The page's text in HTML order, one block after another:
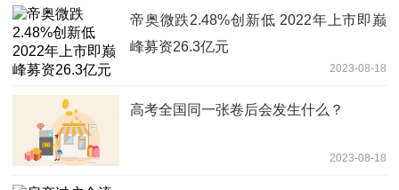
帝奥微跌2.48%创新低 2022年上市即巅
峰募资26.3亿元
2023-08-18
高考全国同一张卷后会发生什么？
2023-08-18